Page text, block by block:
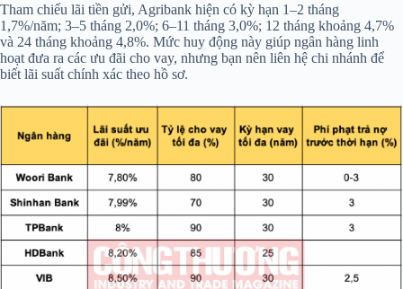
Tham chiếu lãi tiền gửi, Agribank hiện có kỳ hạn 1–2 tháng
1,7%/năm; 3–5 tháng 2,0%; 6–11 tháng 3,0%; 12 tháng khoảng 4,7%
và 24 tháng khoảng 4,8%. Mức huy động này giúp ngân hàng linh
hoạt đưa ra các ưu đãi cho vay, nhưng bạn nên liên hệ chi nhánh để
biết lãi suất chính xác theo hồ sơ.